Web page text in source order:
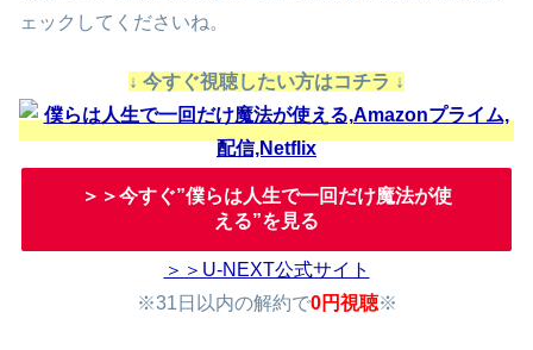
ェックしてくださいね。
↓ 今すぐ視聴したい方はコチラ ↓
＞＞今すぐ”僕らは人生で一回だけ魔法が使
える”を見る
＞＞U-NEXT公式サイト
※31日以内の解約で0円視聴※